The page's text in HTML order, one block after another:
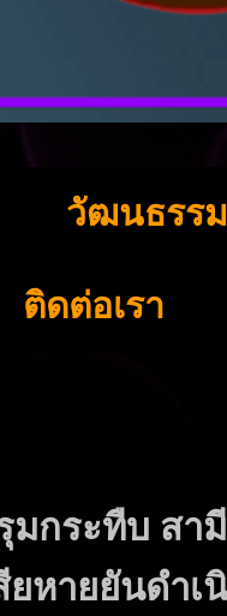
วัฒนธรรม
ติดต่อเรา
กระทืบ สา
หายยันดำ